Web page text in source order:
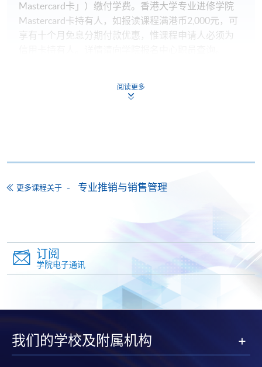
Mastercard卡」）缴付学费。香港大学专业进修学院
Mastercard卡持有人，如报读课程满港币2,000元，可
享有十个月免息分期付款优惠，惟课程申请人必须为
大部份公开招生的课程（以先到先得形式报名）及个
（Online Alipay）或转数快（FPS）缴付学费，详情请
如报读课程将在五个工作天内开课，为免邮递延误报
名程序，建议申请人亲身到学院报名中心报名，并避
而取消）之外，一切已缴费用概不退还。如获学院批
准退还款项，以现金、易办事、微信支付、支付宝、
阅读更多
更多课程关于 专业推销与销售管理
订阅
学院电子通讯
我们的学校及附属机构